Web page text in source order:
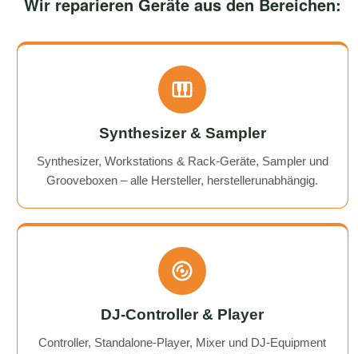
Synthesizer & Sampler
Synthesizer, Workstations & Rack-Geräte, Sampler und
Grooveboxen – alle Hersteller, herstellerunabhängig.
DJ-Controller & Player
Controller, Standalone-Player, Mixer und DJ-Equipment